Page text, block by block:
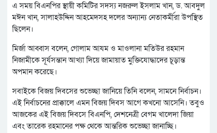
এ সময় বিএনপির স্থায়ী কমিটির সদস্য নজরুল ইসলাম খান, ড. আবদুল
মঈন খান, সালাহউদ্দিন আহমেদসহ দলের অন্যান্য নেতাকর্মীরা উপস্থিত
ছিলেন।
মির্জা আব্বাস বলেন, গোলাম আযম ও মাওলানা মতিউর রহমান
নিজামীকে সূর্যসন্তান আখ্যা দিয়ে জামায়াত মুক্তিযোদ্ধাদের চূড়ান্ত
অপমান করেছে।
সবাইকে বিজয় দিবসের শুভেচ্ছা জানিয়ে তিনি বলেন, সামনে নির্বাচন।
এই নির্বাচনের প্রাক্কালে এমন বিজয় দিবস আগে কখনো আসেনি। তবুও
আজকের এই বিজয় দিবসে বিএনপি, দেশনেত্রী বেগম খালেদা জিয়া
এবং তারেক রহমানের পক্ষ থেকে আন্তরিক শুভেচ্ছা জানাচ্ছি।